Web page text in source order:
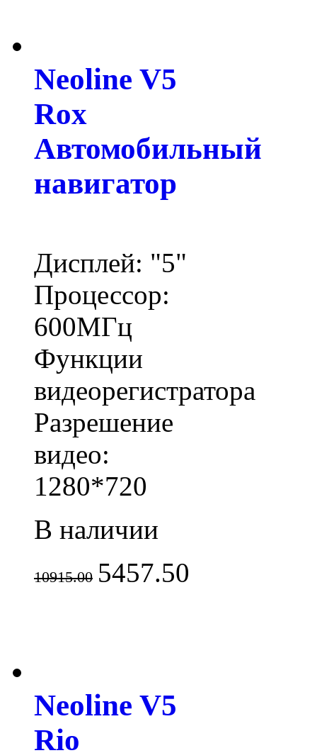
Neoline V5
Rox
Автомобильный
навигатор
Дисплей: "5"
Процессор:
600МГц
Функции
видеорегистратора
Разрешение
видео:
1280*720
В наличии
10915.00 5457.50
Neoline V5
Rio